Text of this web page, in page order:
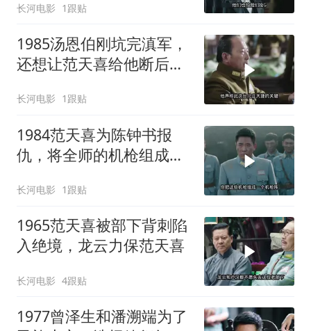
长河电影 1跟贴
1985汤恩伯刚坑完滇军，
还想让范天喜给他断后，
人
长河电影 1跟贴
1984范天喜为陈钟书报
仇，将全师的机枪组成机
架之力！
长河电影 1跟贴
1965范天喜被部下背刺陷
入绝境，龙云力保范天喜
长河电影 4跟贴
1977曾泽生和潘溯端为了